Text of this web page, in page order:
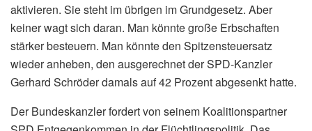
aktivieren. Sie steht im übrigen im Grundgesetz. Aber
keiner wagt sich daran. Man könnte große Erbschaften
stärker besteuern. Man könnte den Spitzensteuersatz
wieder anheben, den ausgerechnet der SPD-Kanzler
Gerhard Schröder damals auf 42 Prozent abgesenkt hatte.
Der Bundeskanzler fordert von seinem Koalitionspartner